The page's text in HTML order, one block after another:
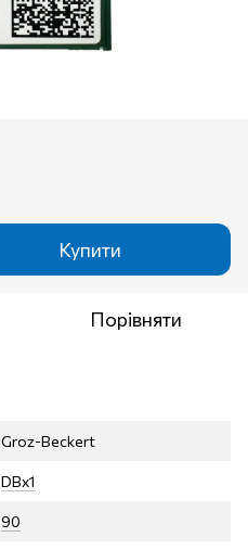
Купити
Порівняти
Groz-Beckert
DBx1
90